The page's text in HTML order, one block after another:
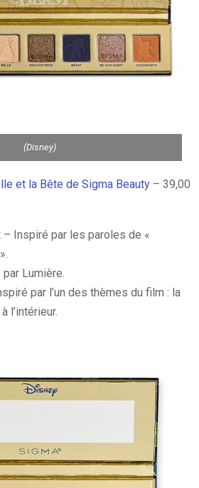
(Disney)
et la Bête de Sigma Beauty – 39,00
Inspiré par les paroles de «
Lumière.
par l’un des thèmes du film : la
l’intérieur.